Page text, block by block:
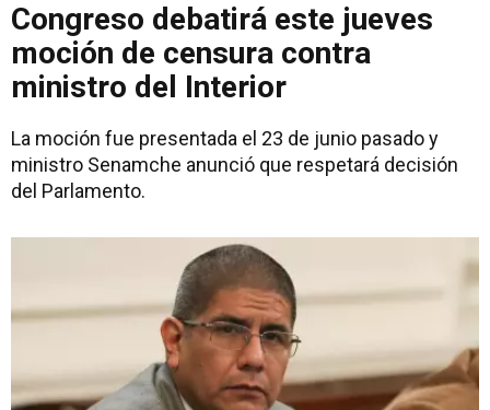
Congreso debatirá este jueves
moción de censura contra
ministro del Interior
La moción fue presentada el 23 de junio pasado y
ministro Senamche anunció que respetará decisión
del Parlamento.